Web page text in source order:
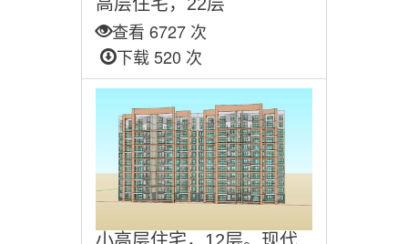
查看 6727 次
下载 520 次
小高层住宅，12层。现代